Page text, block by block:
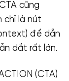
cũng
chỉ là nút
để dẫn
dắt rất lớn.